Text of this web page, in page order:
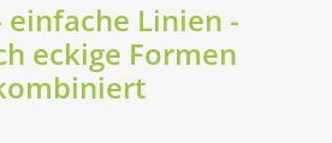
Linien -
eckige Formen